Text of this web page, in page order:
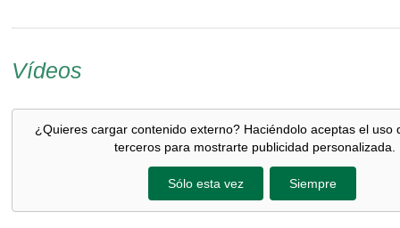
Vídeos
¿Quieres cargar contenido externo? Haciéndolo aceptas el uso
terceros para mostrarte publicidad personalizada.
Sólo esta vez Siempre